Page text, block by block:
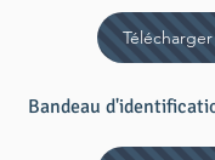
Bandeau